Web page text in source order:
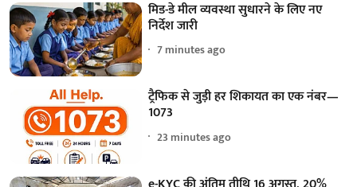
मिड-डे मील व्यवस्था सुधारने के लिए नए
निर्देश जारी
7 minutes ago
ट्रैफिक से जुड़ी हर शिकायत का एक नंबर—
1073
23 minutes ago